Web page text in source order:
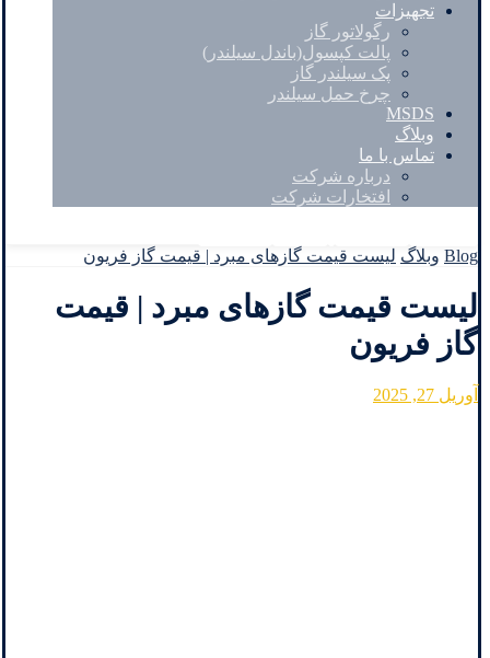
تجهیزات
رگولاتور گاز
پالت کپسول(باندل سیلندر)
پک سیلندر گاز
چرخ حمل سیلندر
MSDS
وبلاگ
تماس با ما
درباره شرکت
افتخارات شرکت
Blog وبلاگ لیست قیمت گازهای مبرد | قیمت گاز فریون
لیست قیمت گازهای مبرد | قیمت
گاز فریون
آوریل 27, 2025